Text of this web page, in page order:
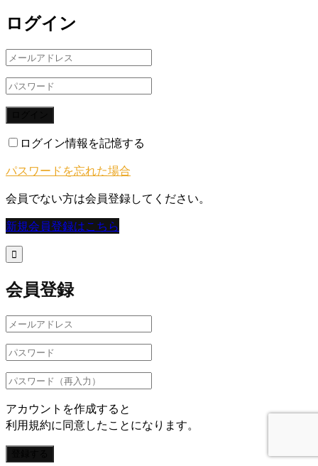
ログイン
ログイン情報を記憶する
パスワードを忘れた場合
会員でない方は会員登録してください。
新規会員登録はこちら

会員登録
アカウントを作成すると
利用規約に同意したことになります。